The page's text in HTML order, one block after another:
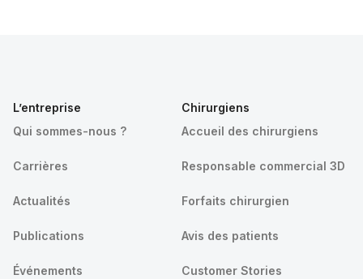
L’entreprise
Qui sommes-nous ?
Carrières
Actualités
Publications
Événements
Chirurgiens
Accueil des chirurgiens
Responsable commercial 3D
Forfaits chirurgien
Avis des patients
Customer Stories